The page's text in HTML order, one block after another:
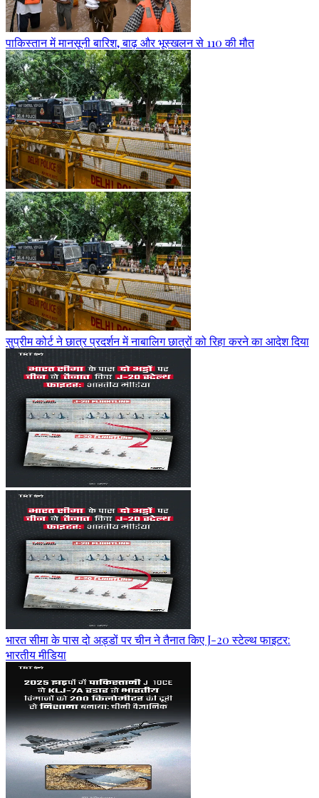
पाकिस्तान में मानसूनी बारिश, बाढ़ और भूस्खलन से 110 की मौत
सुप्रीम कोर्ट ने छात्र प्रदर्शन में नाबालिग छात्रों को रिहा करने का आदेश दिया
भारत सीमा के पास दो अड्डों पर चीन ने तैनात किए J-20 स्टेल्थ फाइटर:
भारतीय मीडिया